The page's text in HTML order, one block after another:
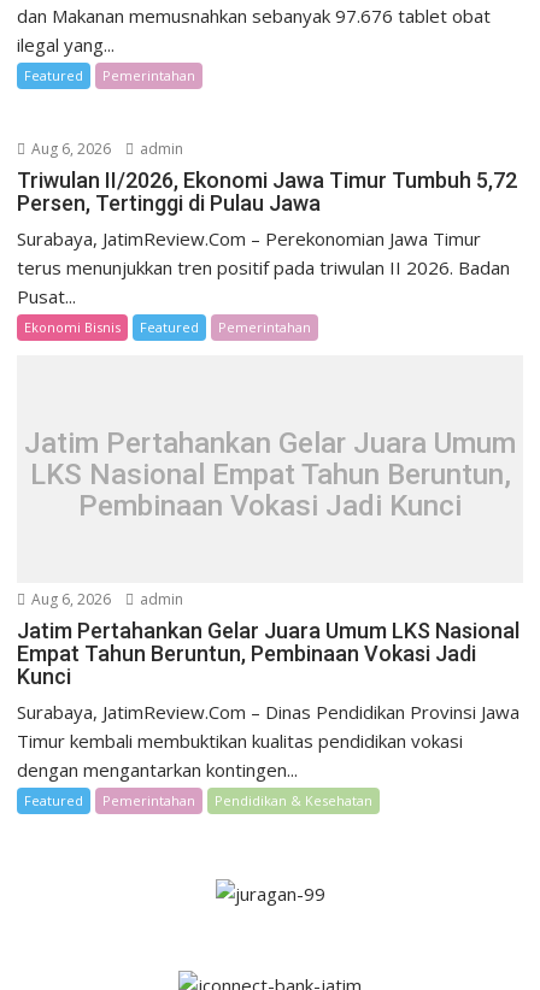
dan Makanan memusnahkan sebanyak 97.676 tablet obat
ilegal yang...
Featured Pemerintahan
Aug 6, 2026 admin
Triwulan II/2026, Ekonomi Jawa Timur Tumbuh 5,72
Persen, Tertinggi di Pulau Jawa
Surabaya, JatimReview.Com – Perekonomian Jawa Timur
terus menunjukkan tren positif pada triwulan II 2026. Badan
Pusat...
Ekonomi Bisnis Featured Pemerintahan
Jatim Pertahankan Gelar Juara Umum
LKS Nasional Empat Tahun Beruntun,
Pembinaan Vokasi Jadi Kunci
Aug 6, 2026 admin
Jatim Pertahankan Gelar Juara Umum LKS Nasional
Empat Tahun Beruntun, Pembinaan Vokasi Jadi
Kunci
Surabaya, JatimReview.Com – Dinas Pendidikan Provinsi Jawa
Timur kembali membuktikan kualitas pendidikan vokasi
dengan mengantarkan kontingen...
Featured Pemerintahan Pendidikan & Kesehatan